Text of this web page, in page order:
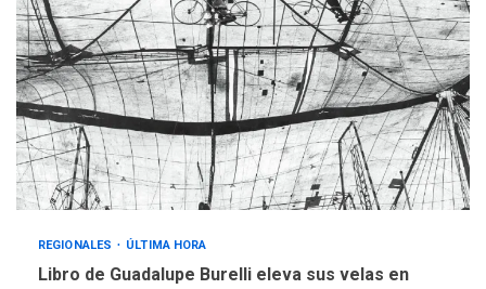
3
REGIONALES ÚLTIMA HORA
Mariño fortalece capacidad
operativa con flota
vehicular de 60 unidades
adquiridas en un año de
gestión
4
REGIONALES ÚLTIMA HORA
«Juan Bautista Arismendi» a
la altura de Macho Muerto
REGIONALES ÚLTIMA HORA
Libro de Guadalupe Burelli eleva sus velas en